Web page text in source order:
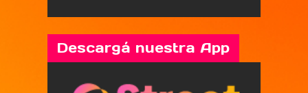
Descargá nuestra App